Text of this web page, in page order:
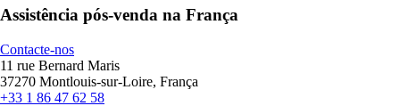
Assistência pós-venda na França
Contacte-nos
11 rue Bernard Maris
37270 Montlouis-sur-Loire, França
+33 1 86 47 62 58